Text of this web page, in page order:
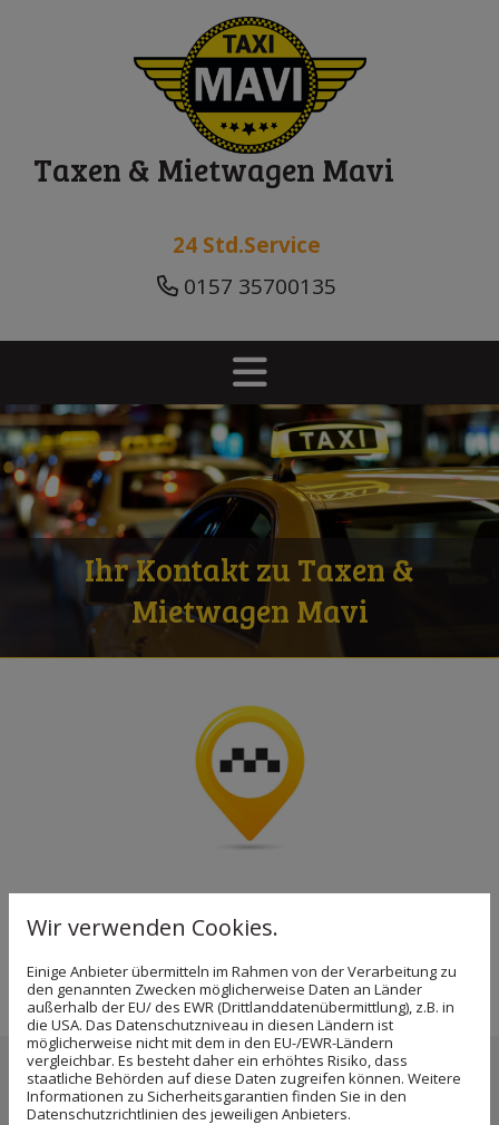
Taxen & Mietwagen Mavi
24 Std.Service
0157 35700135
Ihr Kontakt zu Taxen &
Mietwagen Mavi
24 h für Sie im Einsatz –
Senden Sie uns eine Nachricht
Wir verwenden Cookies.
Einige Anbieter übermitteln im Rahmen von der Verarbeitung zu
den genannten Zwecken möglicherweise Daten an Länder
außerhalb der EU/ des EWR (Drittlanddatenübermittlung), z.B. in
die USA. Das Datenschutzniveau in diesen Ländern ist
möglicherweise nicht mit dem in den EU-/EWR-Ländern
vergleichbar. Es besteht daher ein erhöhtes Risiko, dass
staatliche Behörden auf diese Daten zugreifen können. Weitere
Informationen zu Sicherheitsgarantien finden Sie in den
Datenschutzrichtlinien des jeweiligen Anbieters.